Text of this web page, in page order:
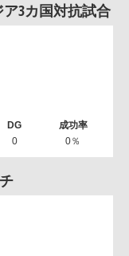
ア3カ国対抗試合
0 0％